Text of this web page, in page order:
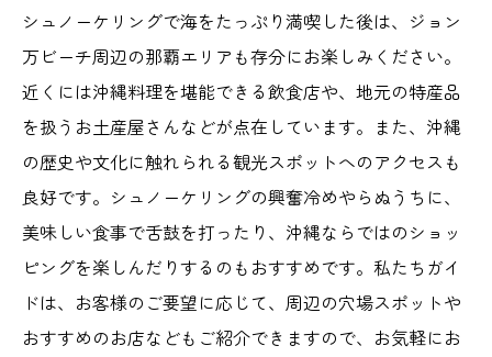
シュノーケリングで海をたっぷり満喫した後は、ジョン
万ビーチ周辺の那覇エリアも存分にお楽しみください。
近くには沖縄料理を堪能できる飲食店や、地元の特産品
を扱うお土産屋さんなどが点在しています。また、沖縄
の歴史や文化に触れられる観光スポットへのアクセスも
良好です。シュノーケリングの興奮冷めやらぬうちに、
美味しい食事で舌鼓を打ったり、沖縄ならではのショッ
ピングを楽しんだりするのもおすすめです。私たちガイ
ドは、お客様のご要望に応じて、周辺の穴場スポットや
おすすめのお店などもご紹介できますので、お気軽にお